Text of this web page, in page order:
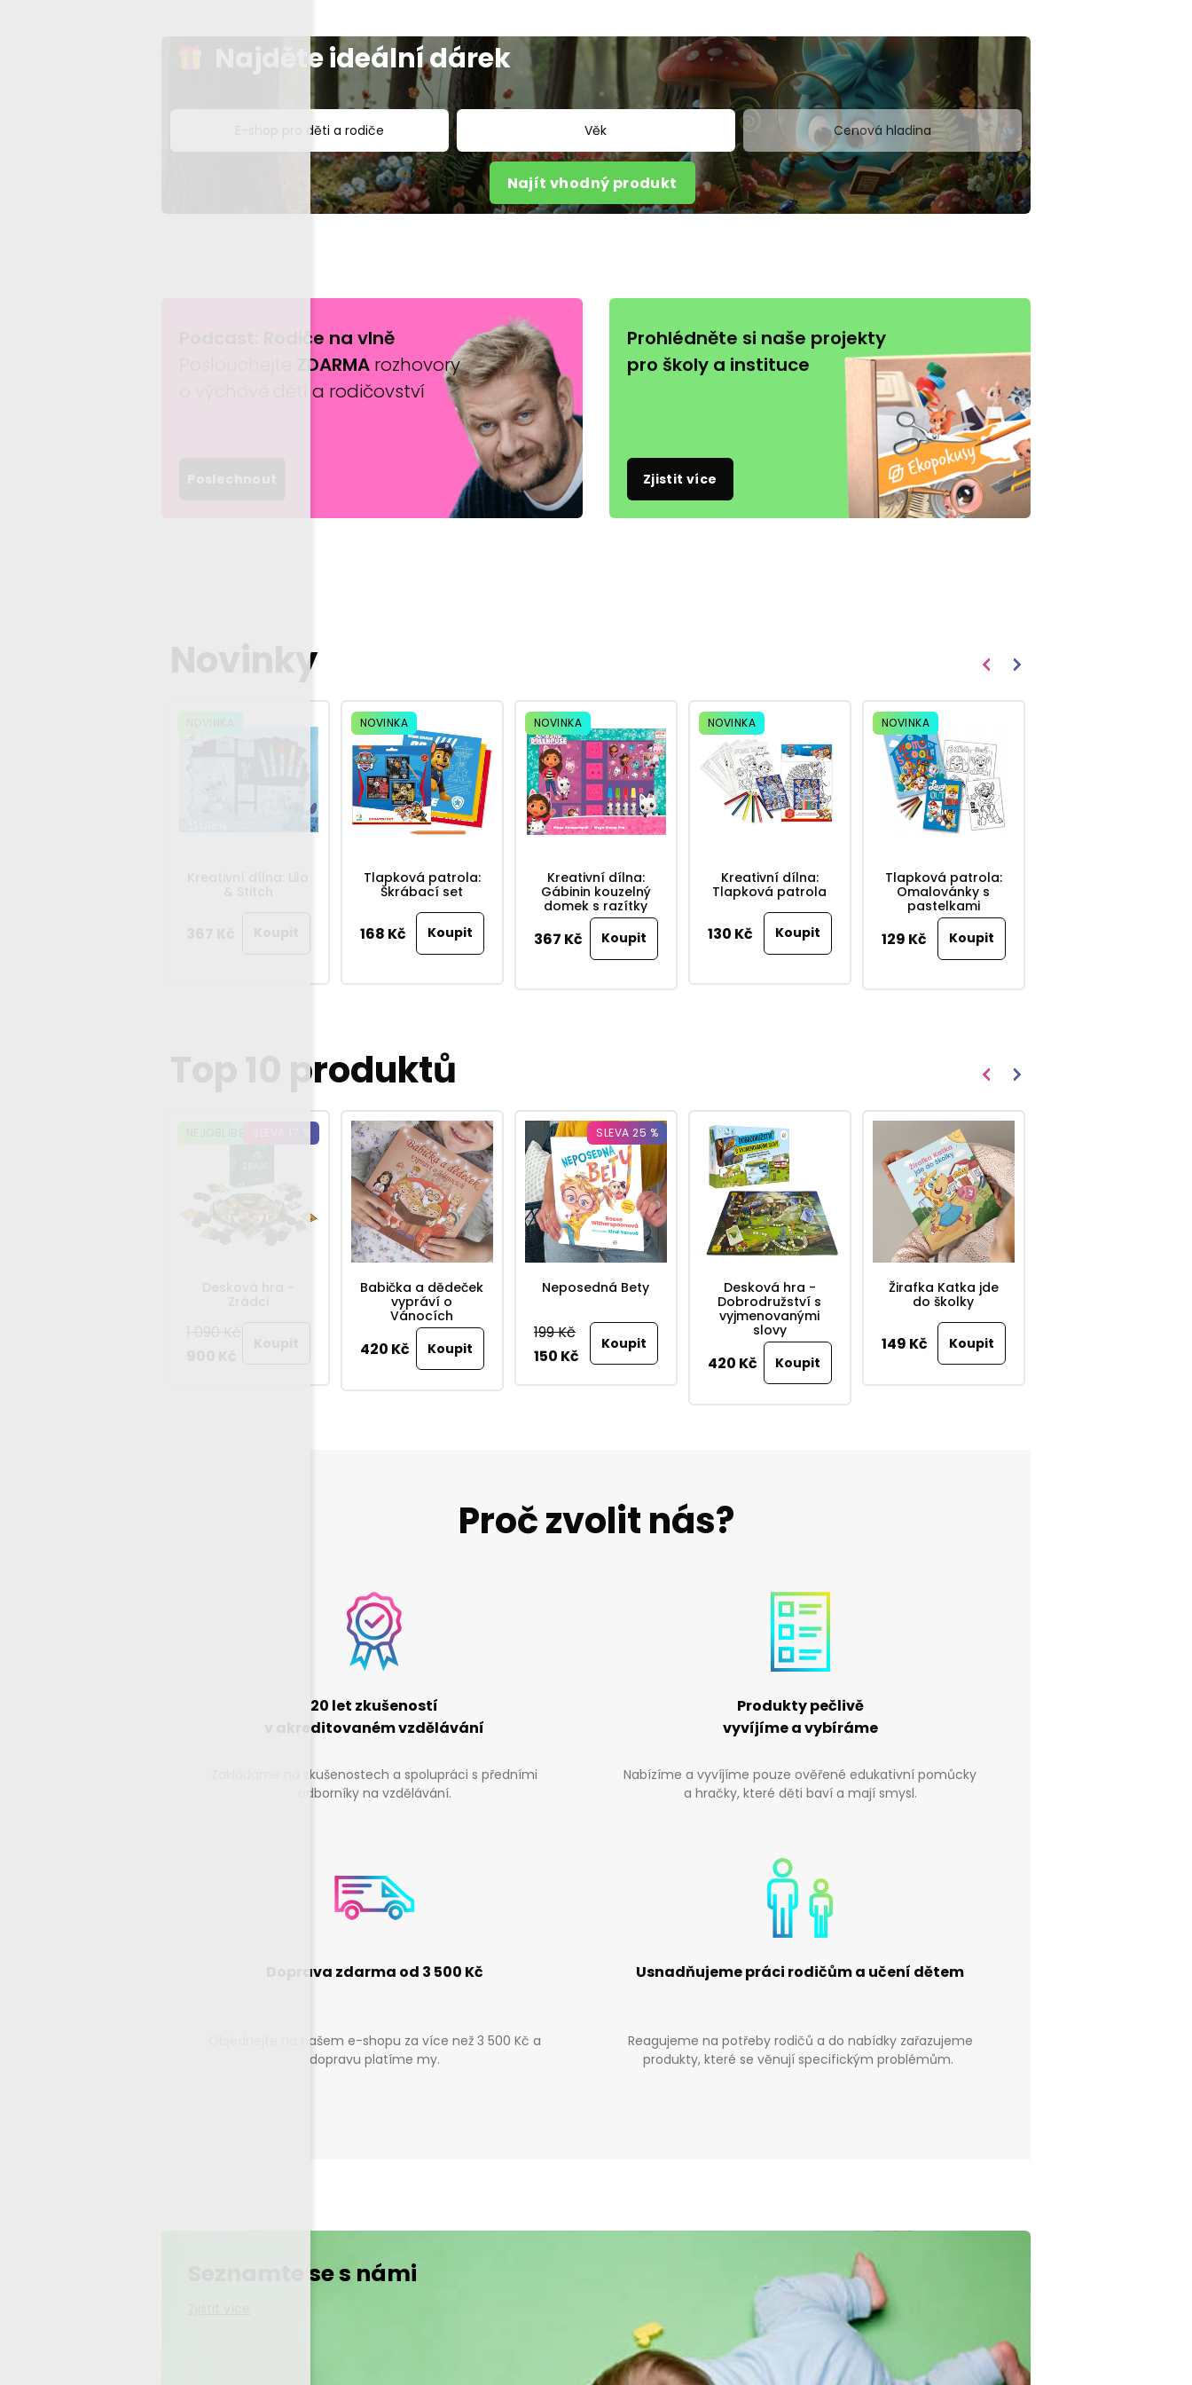
Najděte ideální dárek
E-shop pro děti a rodiče Věk Cenová hladina
Najít vhodný produkt
Podcast: Rodiče na vlně
ZDARMA rozhovory
o výchově dětí a rodičovství
Prohlédněte si naše projekty
pro školy a instituce
Zjistit více
Novinky
NOVINKA
Tlapková patrola:
Škrábací set
168 Kč
NOVINKA
Kreativní dílna:
Gábinin kouzelný
domek s razítky
367 Kč
NOVINKA
Kreativní dílna:
Tlapková patrola
130 Kč
NOVINKA
Tlapková patrola:
Omalovánky s
pastelkami
129 Kč
Top 10 produktů
Babička a dědeček
vypráví o
Vánocích
420 Kč
SLEVA 25 %
Neposedná Bety
199 Kč
150 Kč
Desková hra -
Dobrodružství s
vyjmenovanými
slovy
420 Kč
Žirafka Katka jde
do školky
149 Kč
Proč zvolit nás?
20 let zkušeností
v akreditovaném vzdělávání
Zakládáme na zkušenostech a spolupráci s předními
odborníky na vzdělávání.
Produkty pečlivě
vyvíjíme a vybíráme
Nabízíme a vyvíjíme pouze ověřené edukativní pomůcky
a hračky, které děti baví a mají smysl.
Doprava zdarma od 3 500 Kč
Objednejte na našem e-shopu za více než 3 500 Kč a
dopravu platíme my.
Usnadňujeme práci rodičům a učení dětem
Reagujeme na potřeby rodičů a do nabídky zařazujeme
produkty, které se věnují specifickým problémům.
Seznamte se s námi